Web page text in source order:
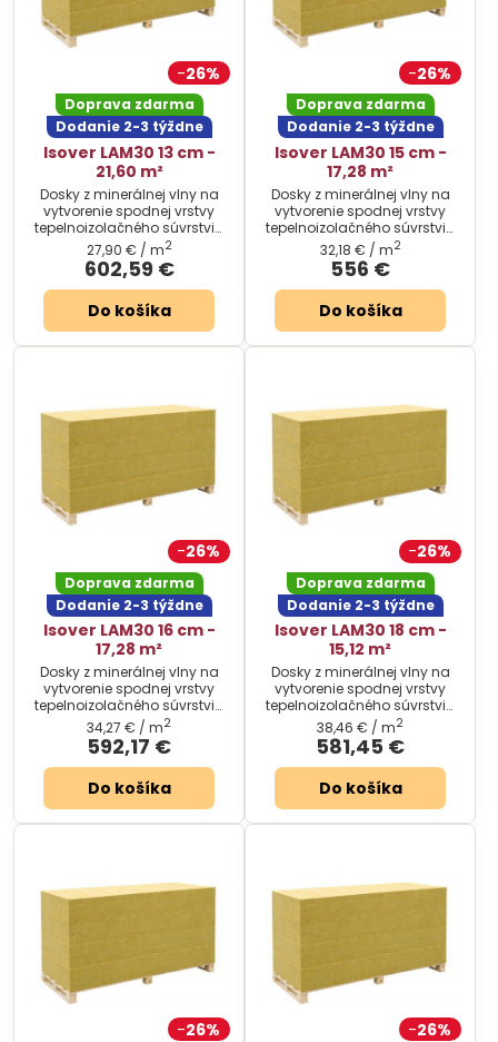
26%
Doprava zdarma
Dodanie 2-3 týždne
Isover LAM30 13 cm -
21,60 m²
Dosky z minerálnej vlny na
vytvorenie spodnej vrstvy
tepelnoizolačného súvrstvia
plochých striech.
602,59 €
27,90 € / m2
Do košíka
26%
Doprava zdarma
Dodanie 2-3 týždne
Isover LAM30 15 cm -
17,28 m²
Dosky z minerálnej vlny na
vytvorenie spodnej vrstvy
tepelnoizolačného súvrstvia
plochých striech.
556 €
32,18 € / m2
Do košíka
26%
Doprava zdarma
Dodanie 2-3 týždne
Isover LAM30 16 cm -
17,28 m²
Dosky z minerálnej vlny na
vytvorenie spodnej vrstvy
tepelnoizolačného súvrstvia
plochých striech.
592,17 €
34,27 € / m2
Do košíka
26%
Doprava zdarma
Dodanie 2-3 týždne
Isover LAM30 18 cm -
15,12 m²
Dosky z minerálnej vlny na
vytvorenie spodnej vrstvy
tepelnoizolačného súvrstvia
plochých striech.
581,45 €
38,46 € / m2
Do košíka
26% 26%